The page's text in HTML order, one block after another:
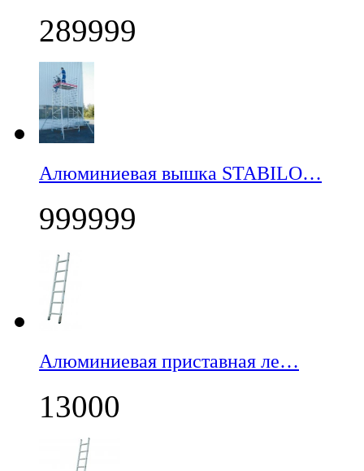
289999
Алюминиевая вышка STABILO…
999999
Алюминиевая приставная ле…
13000